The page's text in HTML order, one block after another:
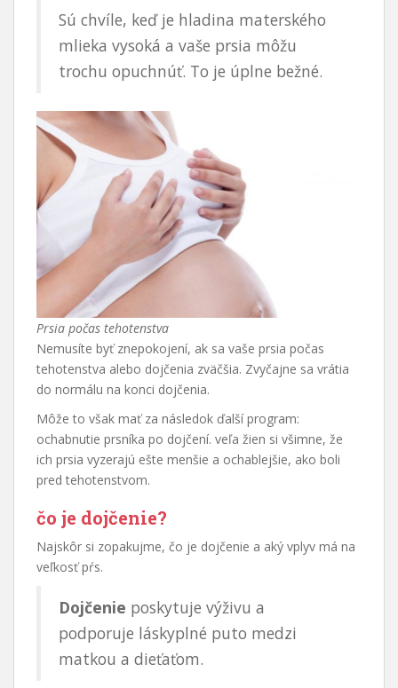
Sú chvíle, keď je hladina materského
mlieka vysoká a vaše prsia môžu
trochu opuchnúť. To je úplne bežné.
Prsia počas tehotenstva
Nemusíte byť znepokojení, ak sa vaše prsia počas
tehotenstva alebo dojčenia zväčšia. Zvyčajne sa vrátia
do normálu na konci dojčenia.
Môže to však mať za následok ďalší program:
ochabnutie prsníka po dojčení. veľa žien si všimne, že
ich prsia vyzerajú ešte menšie a ochablejšie, ako boli
pred tehotenstvom.
čo je dojčenie?
Najskôr si zopakujme, čo je dojčenie a aký vplyv má na
veľkosť pŕs.
Dojčenie poskytuje výživu a
podporuje láskyplné puto medzi
matkou a dieťaťom.